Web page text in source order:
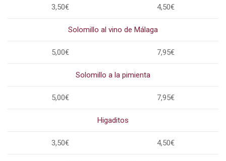
3,50€ 4,50€
Solomillo al vino de Málaga
5,00€ 7,95€
Solomillo a la pimienta
5,00€ 7,95€
Higaditos
3,50€ 4,50€